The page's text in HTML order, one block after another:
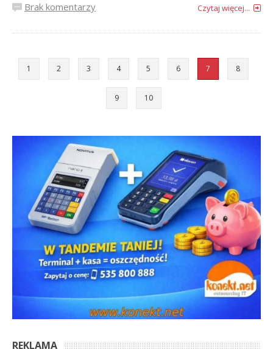
Brak komentarzy
Czytaj więcej...
1 2 3 4 5 6 7 8
9 10
REKLAMA